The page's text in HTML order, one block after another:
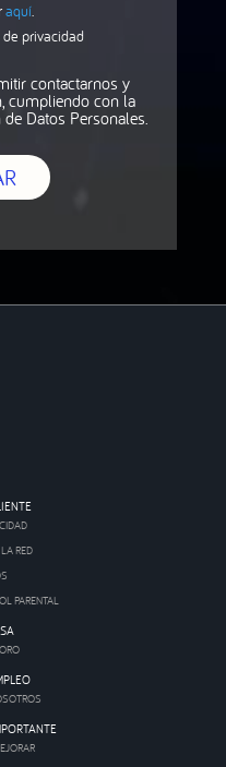
aquí.
privacidad
contactarnos y
cumpliendo con la
Datos Personales.
RED
PARENTAL